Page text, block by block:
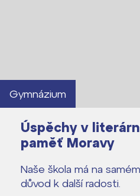
Gymnázium
Úspěchy v
paměť Moravy
Naše škola má na
důvod k další radosti.